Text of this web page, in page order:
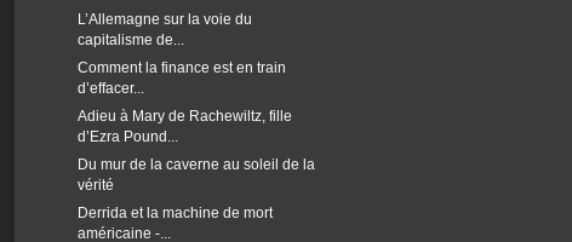
L’Allemagne sur la voie du
capitalisme de...
Comment la finance est en train
d’effacer...
Adieu à Mary de Rachewiltz, fille
d’Ezra Pound...
Du mur de la caverne au soleil de la
vérité
Derrida et la machine de mort
américaine -...